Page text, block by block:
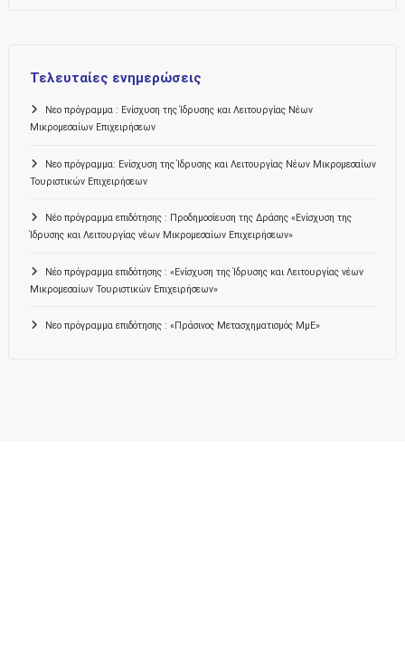
Τελευταίες ενημερώσεις
Νεο πρόγραμμα : Ενίσχυση της Ίδρυσης και Λειτουργίας Νέων
Μικρομεσαίων Επιχειρήσεων
Νεο πρόγραμμα: Ενίσχυση της Ίδρυσης και Λειτουργίας Νέων Μικρομεσαίων
Τουριστικών Επιχειρήσεων
Νέο πρόγραμμα επιδότησης : Προδημοσίευση της Δράσης «Ενίσχυση της
Ίδρυσης και Λειτουργίας νέων Μικρομεσαίων Επιχειρήσεων»
Νέο πρόγραμμα επιδότησης : «Ενίσχυση της Ίδρυσης και Λειτουργίας νέων
Μικρομεσαίων Τουριστικών Επιχειρήσεων»
Νεο πρόγραμμα επιδότησης : «Πράσινος Μετασχηματισμός ΜμΕ»